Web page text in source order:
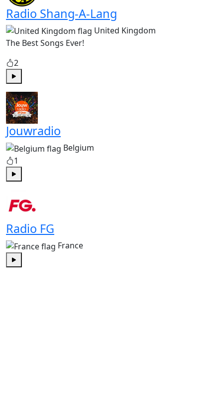
Radio Shang-A-Lang
United Kingdom
The Best Songs Ever!
2
Jouwradio
Belgium
1
Radio FG
France
Play